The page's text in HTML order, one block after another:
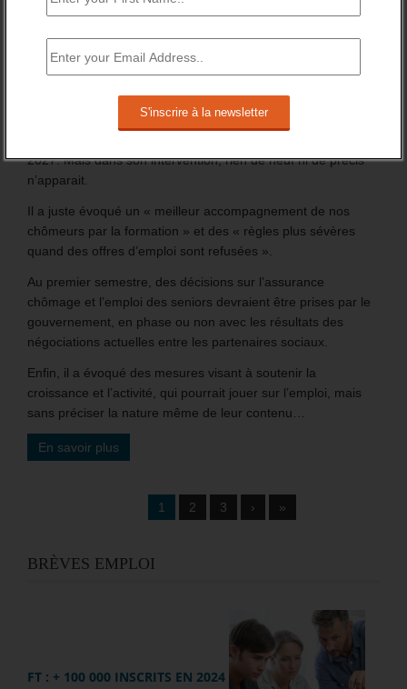
Politique de l’Emploi : les annonces
d’Emmanuel Macron pour 2024
Lors de sa conférence de presse du 16 janvier, le président
de la République a annoncé un « acte II de la réforme du
2027. Mais dans son intervention, rien de neuf ni de précis
n’apparait.
Il a juste évoqué un « meilleur accompagnement de nos
chômeurs par la formation » et des « règles plus sévères
quand des offres d’emploi sont refusées ».
Au premier semestre, des décisions sur l’assurance
chômage et l’emploi des seniors devraient être prises par le
gouvernement, en phase ou non avec les résultats des
négociations actuelles entre les partenaires sociaux.
Enfin, il a évoqué des mesures visant à soutenir la
croissance et l’activité, qui pourrait jouer sur l’emploi, mais
sans préciser la nature même de leur contenu…
En savoir plus
1 2 3 › »
BRÈVES EMPLOI
FT : + 100 000 INSCRITS EN 2024